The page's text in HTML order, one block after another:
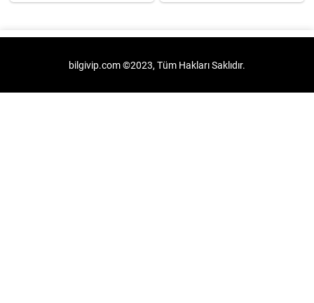
bilgivip.com ©2023, Tüm Hakları Saklıdır.